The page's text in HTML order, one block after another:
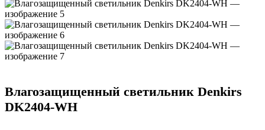
Влагозащищенный светильник Denkirs
DK2404-WH